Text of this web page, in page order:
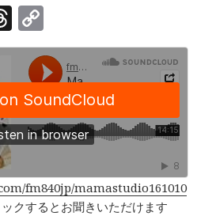
T
h
e
a
d
s
o
p
y
Li
n
k
fm840jp/mamastudio161010
クするとお聞きいただけます